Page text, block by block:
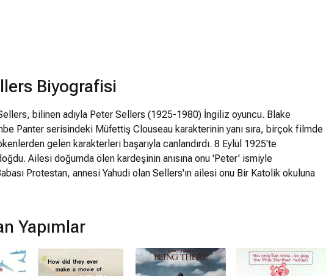
Biyografisi
bilinen adıyla Peter Sellers (1925-1980) İngiliz oyuncu. Blake
Panter serisindeki Müfettiş Clouseau karakterinin yanı sıra, birçok filmde
gelen karakterleri başarıyla canlandırdı. 8 Eylül 1925'te
Ailesi doğumda ölen kardeşinin anısına onu 'Peter' ismiyle
Protestan, annesi Yahudi olan Sellers'ın ailesi onu Bir Katolik okuluna
sektöründe çalıştığı için çocukluğunun büyük bir bölümü King's
zamanlarında ailesiyle çalışıyordu. Katolik okuluna başlamadan önce,
Whitney's Dans Okulu ve Londra'daki Madame Vacani's Dans Okulu'na
yıllarında bir süre müzikle ilgilenmiş ve arkadaşlarıyla kurduğu bir caz
ve banjo çalmıştı. 1964 yılında katıldığı Steve Allen Show'a kadar bu
Yapımlar